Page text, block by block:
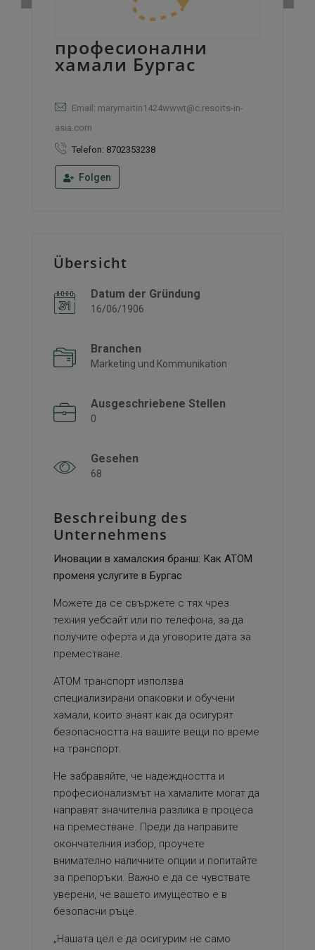
професионални
хамали Бургас
Email: marymartin1424wwwt@c.resorts-in-
asia.com
Telefon: 8702353238
Folgen
Übersicht
Datum der Gründung
16/06/1906
Branchen
Marketing und Kommunikation
Ausgeschriebene Stellen
0
Gesehen
68
Beschreibung des
Unternehmens
Иновации в хамалския бранш: Как АТОМ
променя услугите в Бургас
Можете да се свържете с тях чрез
техния уебсайт или по телефона, за да
получите оферта и да уговорите дата за
преместване.
АТОМ транспорт използва
специализирани опаковки и обучени
хамали, които знаят как да осигурят
безопасността на вашите вещи по време
на транспорт.
Не забравяйте, че надеждността и
професионализмът на хамалите могат да
направят значителна разлика в процеса
на преместване. Преди да направите
окончателния избор, проучете
внимателно наличните опции и попитайте
за препоръки. Важно е да се чувствате
уверени, че вашето имущество е в
безопасни ръце.
„Нашата цел е да осигурим не само